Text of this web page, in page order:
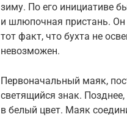
зиму. По его инициативе
и шлюпочная пристань.
тот факт, что бухта не
невозможен.
Первоначальный маяк,
светящийся знак.
в белый цвет. Маяк